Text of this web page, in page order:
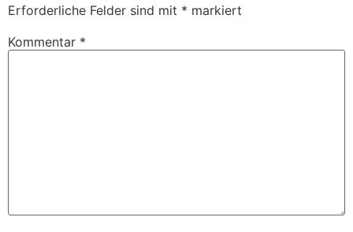
Erforderliche Felder sind mit * markiert
Kommentar *